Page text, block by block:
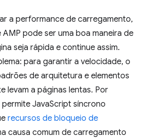
a performance de carregamento,
pode ser uma boa maneira de
seja rápida e continue assim.
para garantir a velocidade, o
de arquitetura e elementos
levam a páginas lentas. Por
JavaScript síncrono
recursos de bloqueio de
causa comum de carregamento